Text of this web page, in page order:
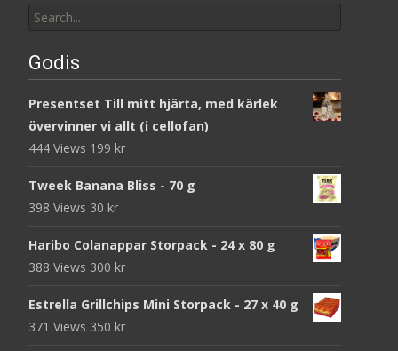
for:
Godis
Presentset Till mitt hjärta, med kärlek
övervinner vi allt (i cellofan)
444 Views 199 kr
Tweek Banana Bliss - 70 g
398 Views 30 kr
Haribo Colanappar Storpack - 24 x 80 g
388 Views 300 kr
Estrella Grillchips Mini Storpack - 27 x 40 g
371 Views 350 kr